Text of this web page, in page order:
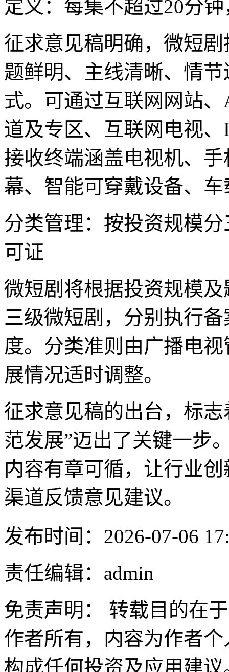
定义：每集不超过20分
征求意见稿明确，微短
题鲜明、主线清晰、情
式。可通过互联网网站
道及专区、互联网电视
接收终端涵盖电视机、
幕、智能可穿戴设备、
分类管理：按投资规模
可证
微短剧将根据投资规模
三级微短剧，分别执行
度。分类准则由广播电
展情况适时调整。
征求意见稿的出台，标
范发展”迈出了关键一
内容有章可循，让行业
渠道反馈意见建议。
发布时间：2026-07-06
责任编辑：admin
免责声明： 转载目的在
作者所有，内容为作者
构成任何投资及应用建